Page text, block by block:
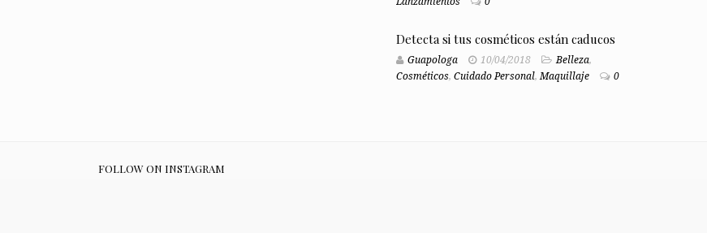
Detecta si tus cosméticos están caducos
Guapologa 10/04/2018 Belleza,
Cosméticos, Cuidado Personal,Maquillaje 0
FOLLOW ON INSTAGRAM